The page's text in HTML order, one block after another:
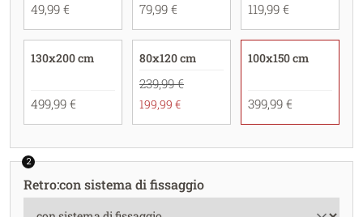
49,99 € 79,99 € 119,99 €
130x200 cm
499,99 €
80x120 cm
239,99 €
199,99 €
100x150 cm
399,99 €
2
Retro:con sistema di fissaggio